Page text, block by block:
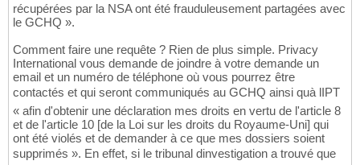
récupérées par la NSA ont été frauduleusement partagées avec
le GCHQ ».
Comment faire une requête ? Rien de plus simple. Privacy
International vous demande de joindre à votre demande un
email et un numéro de téléphone où vous pourrez être
contactés et qui seront communiqués au GCHQ ainsi quà lIPT
« afin d'obtenir une déclaration mes droits en vertu de l'article 8
et de l'article 10 [de la Loi sur les droits du Royaume-Uni] qui
ont été violés et de demander à ce que mes dossiers soient
supprimés ». En effet, si le tribunal dinvestigation a trouvé que